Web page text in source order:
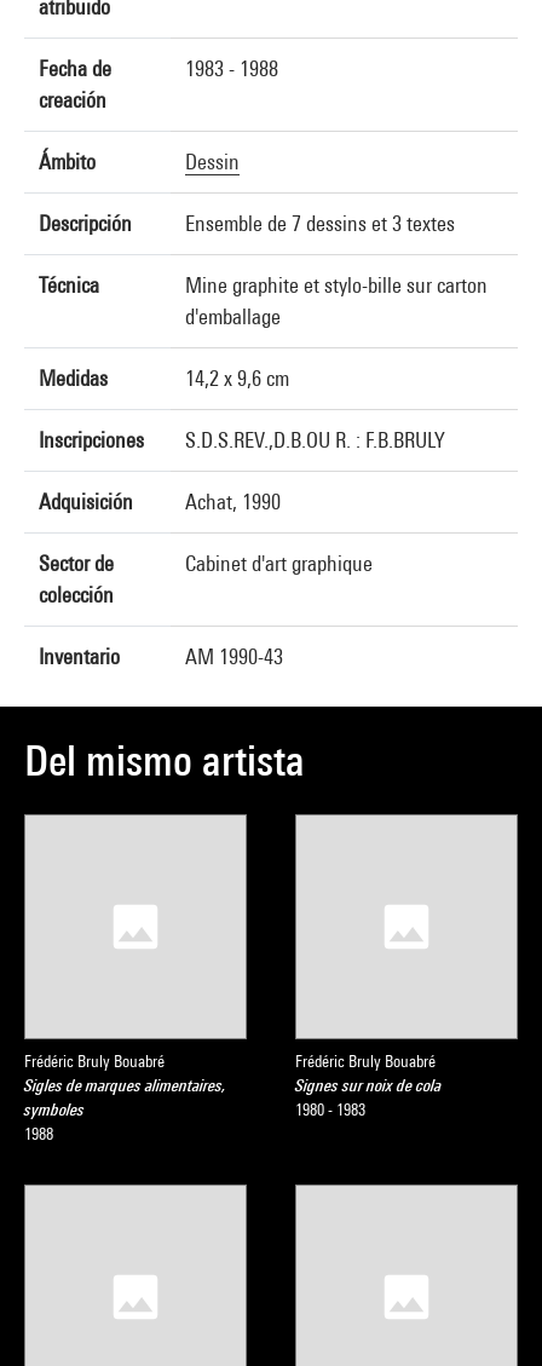
atribuido
Fecha de
creación
1983 - 1988
Ámbito Dessin
Descripción Ensemble de 7 dessins et 3 textes
Técnica
Mine graphite et stylo-bille sur carton
d'emballage
Medidas 14,2 x 9,6 cm
Inscripciones S.D.S.REV.,D.B.OU R. : F.B.BRULY
Adquisición Achat, 1990
Sector de
colección
Cabinet d'art graphique
Inventario AM 1990-43
Del mismo artista
Frédéric Bruly Bouabré
Sigles de marques alimentaires,
symboles
1988
Frédéric Bruly Bouabré
Signes sur noix de cola
1980 - 1983